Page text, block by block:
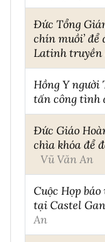
Đức Tổng
chín muồi’ để
Latinh truyền
Hồng Y người
tấn công tình
Đức Giáo
chìa khóa để
Vũ Văn An
Cuộc Họp
tại Castel
An